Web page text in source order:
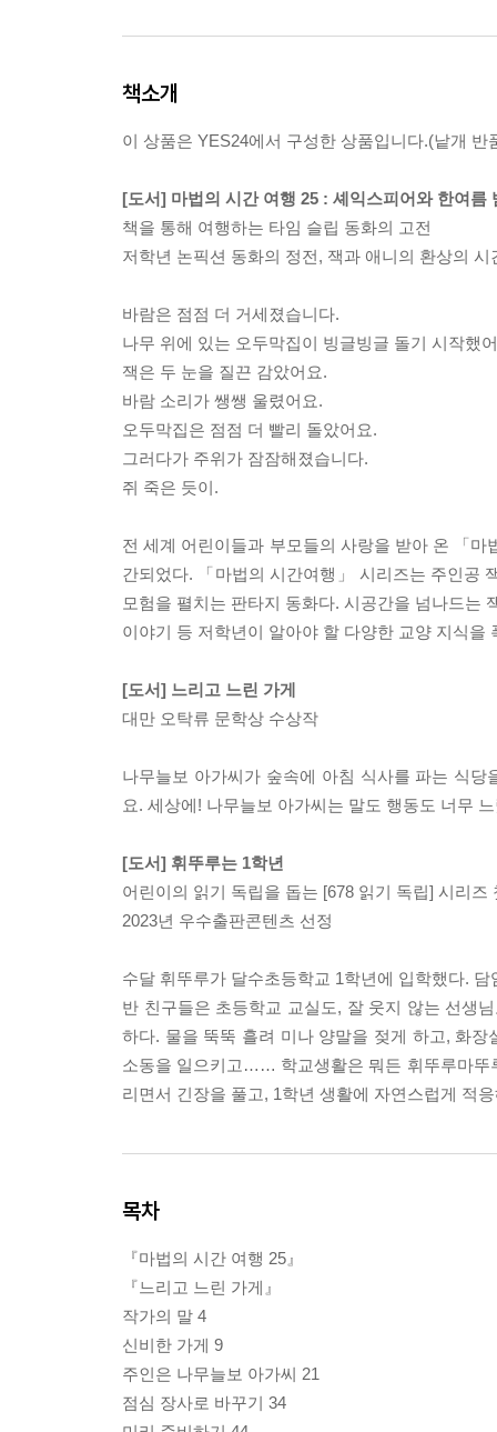
책소개
이 상품은 YES24에서 구성한 상품입니다.(낱개 반
[도서] 마법의 시간 여행 25 : 셰익스피어와 한여름
책을 통해 여행하는 타임 슬립 동화의 고전
저학년 논픽션 동화의 정전, 잭과 애니의 환상의 시
바람은 점점 더 거세졌습니다.
나무 위에 있는 오두막집이 빙글빙글 돌기 시작했
잭은 두 눈을 질끈 감았어요.
바람 소리가 쌩쌩 울렸어요.
오두막집은 점점 더 빨리 돌았어요.
그러다가 주위가 잠잠해졌습니다.
쥐 죽은 듯이.
전 세계 어린이들과 부모들의 사랑을 받아 온 「
간되었다. 「마법의 시간여행」 시리즈는 주인공
모험을 펼치는 판타지 동화다. 시공간을 넘나드는
이야기 등 저학년이 알아야 할 다양한 교양 지식을
[도서] 느리고 느린 가게
대만 오탁류 문학상 수상작
나무늘보 아가씨가 숲속에 아침 식사를 파는 식
요. 세상에! 나무늘보 아가씨는 말도 행동도 너무
[도서] 휘뚜루는 1학년
어린이의 읽기 독립을 돕는 [678 읽기 독립] 시리즈
2023년 우수출판콘텐츠 선정
수달 휘뚜루가 달수초등학교 1학년에 입학했다.
반 친구들은 초등학교 교실도, 잘 웃지 않는 선생
하다. 물을 뚝뚝 흘려 미나 양말을 젖게 하고, 화
소동을 일으키고…… 학교생활은 뭐든 휘뚜루마뚜
리면서 긴장을 풀고, 1학년 생활에 자연스럽게 적
목차
『마법의 시간 여행 25』
『느리고 느린 가게』
작가의 말 4
신비한 가게 9
주인은 나무늘보 아가씨 21
점심 장사로 바꾸기 34